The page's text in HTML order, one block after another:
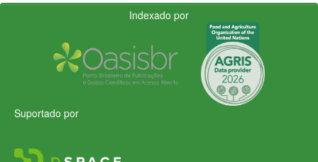
Indexado por
Suportado por